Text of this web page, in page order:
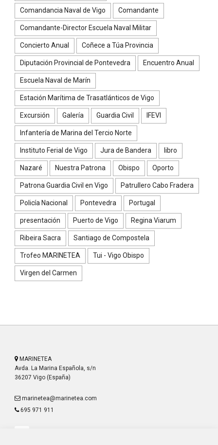
Comandancia Naval de Vigo Comandante
Comandante-Director Escuela Naval Militar
Concierto Anual Coñece a Túa Provincia
Diputación Provincial de Pontevedra Encuentro Anual
Escuela Naval de Marín
Estación Marítima de Trasatlánticos de Vigo
Excursión Galería Guardia Civil IFEVI
Infantería de Marina del Tercio Norte
Instituto Ferial de Vigo Jura de Bandera libro
Nazaré Nuestra Patrona Obispo Oporto
Patrona Guardia Civil en Vigo Patrullero Cabo Fradera
Policía Nacional Pontevedra Portugal
presentación Puerto de Vigo Regina Viarum
Ribeira Sacra Santiago de Compostela
Trofeo MARINETEA Tui - Vigo Obispo
Virgen del Carmen
MARINETEA
Avda. La Marina Española, s/n
36207 Vigo (España)
marinetea@marinetea.com
695 971 911